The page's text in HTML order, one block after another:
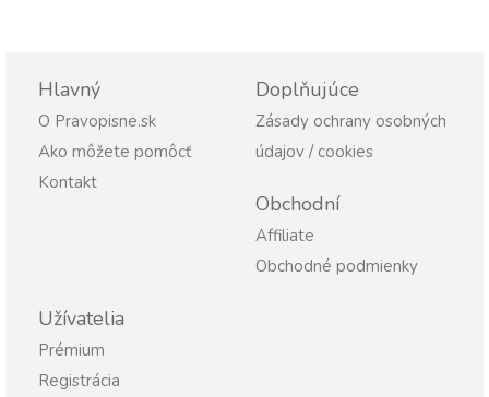
Hlavný
O Pravopisne.sk
Ako môžete pomôcť
Kontakt
Doplňujúce
Zásady ochrany osobných
údajov / cookies
Obchodní
Affiliate
Obchodné podmienky
Užívatelia
Prémium
Registrácia